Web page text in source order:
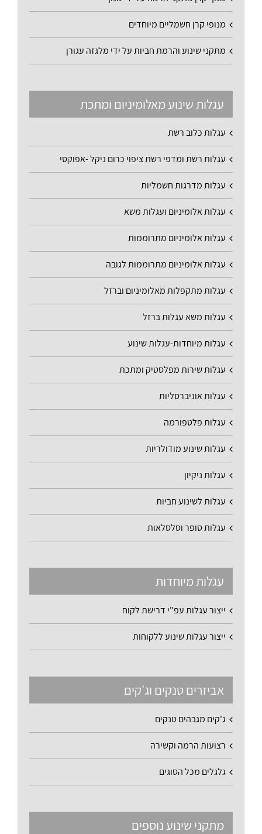
מנופי קרן חשמליים מיוחדים
מתקני שינוע והרמת חביות על ידי מלגזה עגורן
עגלות שינוע מאלומיניום ומתכת
עגלות כלוב רשת
עגלות רשת ומדפי רשת ציפוי כרום ניקל -אפוקסי
עגלות מדרגות חשמליות
עגלות אלומיניום ועגלות משא
עגלות אלומיניום מתרוממות
עגלות אלומיניום מתרוממות לגובה
עגלות מתקפלות מאלומיניום וברזל
עגלות משא עגלות ברזל
עגלות מיוחדות-עגלות שינוע
עגלות שירות מפלסטיק ומתכת
עגלות אוניברסליות
עגלות פלטפורמה
עגלות שינוע מודולריות
עגלות ניקיון
עגלות לשינוע חביות
עגלות סופר וסלסלאות
עגלות מיוחדות
ייצור עגלות עפ"י דרישת לקוח
ייצור עגלות שינוע ללקוחות
אביזרים טנקים וג'קים
ג'קים מגבהים טנקים
רצועות הרמה וקשירה
גלגלים מכל הסוגים
מתקני שינוע נוספים